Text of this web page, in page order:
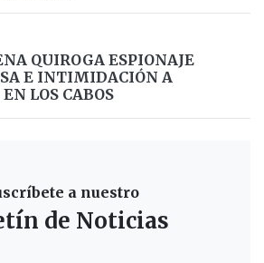
QUIROGA ESPIONAJE
E INTIMIDACIÓN A
LOS CABOS
a nuestro
de Noticias